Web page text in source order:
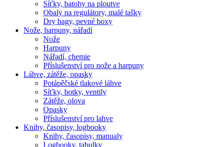
Síťky, batohy na ploutve
Obaly na regulátory, malé tašky
Dry bagy, pevné boxy
Nože, harpuny, nářadí
Nože
Harpuny
Nářadí, chemie
Příslušenství pro nože a harpuny
Láhve, zátěže, opasky
Potápěčské tlakové láhve
Síťky, botky, ventily
Zátěže, olova
Opasky
Příslušenství pro lahve
Knihy, časopisy, logbooky
Knihy, časopisy, manualy
Logbooky, tabulky